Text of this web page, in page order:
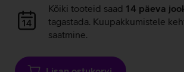
Andmete
laadimine
Kõiki tooteid saad 14 päeva
tagastada. Kuupakkumistele
saatmine.